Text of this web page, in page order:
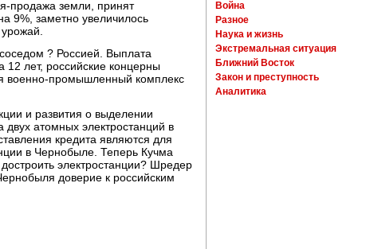
продажа земли, принят
9%, заметно увеличилось
? Россией. Выплата
12 лет, российские концерны
военно-промышленный комплекс
и развития о выделении
атомных электростанций в
кредита являются для
в Чернобыле. Теперь Кучма
электростанции? Шредер
доверие к российским
Война
Разное
Наука и жизнь
Экстремальная ситуация
Ближний Восток
Закон и преступность
Аналитика